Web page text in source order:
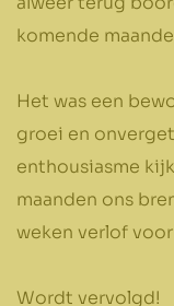
komende
Het was een
groei en
enthousiasme
maanden ons
weken verlof
Wordt vervolgd!